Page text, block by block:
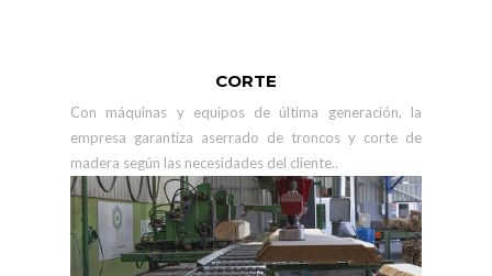
CORTE
Con máquinas y equipos de última generación, la
empresa garantiza aserrado de troncos y corte de
madera según las necesidades del cliente..